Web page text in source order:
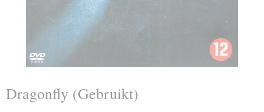
Dragonfly (Gebruikt)